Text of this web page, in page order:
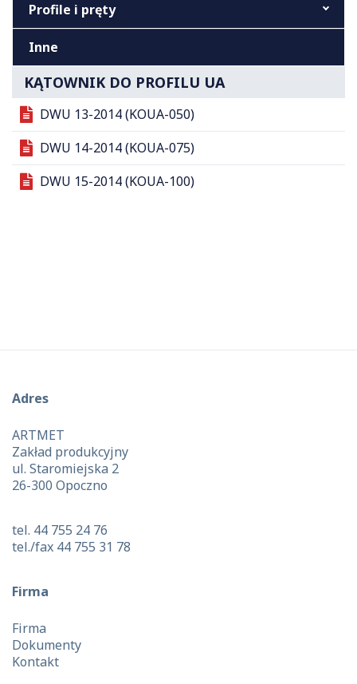
Profile i pręty
Inne
KĄTOWNIK DO PROFILU UA
DWU 13-2014 (KOUA-050)
DWU 14-2014 (KOUA-075)
DWU 15-2014 (KOUA-100)
Adres
ARTMET
Zakład produkcyjny
ul. Staromiejska 2
26-300 Opoczno
tel. 44 755 24 76
tel./fax 44 755 31 78
Firma
Firma
Dokumenty
Kontakt